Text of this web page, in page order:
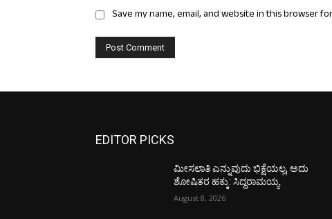
Save my name, email, and website in this browser
EDITOR PICKS
ಮೀಸಲಾತಿ ಎನ್ನುವುದು ಭಿಕ್ಷೆಯಲ್ಲ, ಅದು
ಶೋಷಿತರ ಹಕ್ಕು: ಸಿದ್ದರಾಮಯ್ಯ
August 8, 2026